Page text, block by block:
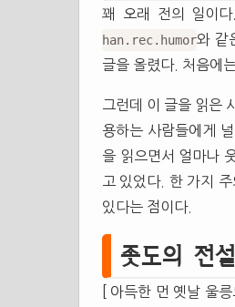
꽤 오래 전의 일이
han.rec.humor와 같
글을 올렸다. 처음에
그런데 이 글을 읽은
용하는 사람들에게
을 읽으면서 얼마나
고 있었다. 한 가지
있다는 점이다.
좃도의 전설
[ 아득한 먼 옛날 울